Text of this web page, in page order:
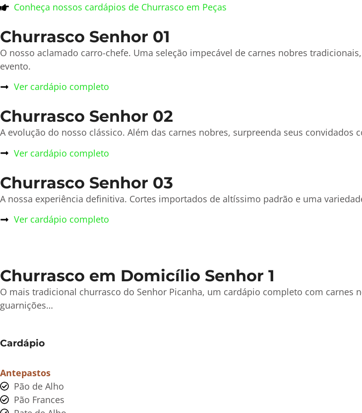
Conheça nossos cardápios de Churrasco em Peças
Churrasco Senhor 01
O nosso aclamado carro-chefe. Uma seleção impecável de carnes nobres
evento.
Ver cardápio completo
Churrasco Senhor 02
A evolução do nosso clássico. Além das carnes nobres, surpreenda seus
Ver cardápio completo
Churrasco Senhor 03
A nossa experiência definitiva. Cortes importados de altíssimo padrão e uma
Ver cardápio completo
Churrasco em Domicílio Senhor 1
O mais tradicional churrasco do Senhor Picanha, um cardápio completo com carnes
guarnições…
Cardápio
Antepastos
Pão de Alho
Pão Frances